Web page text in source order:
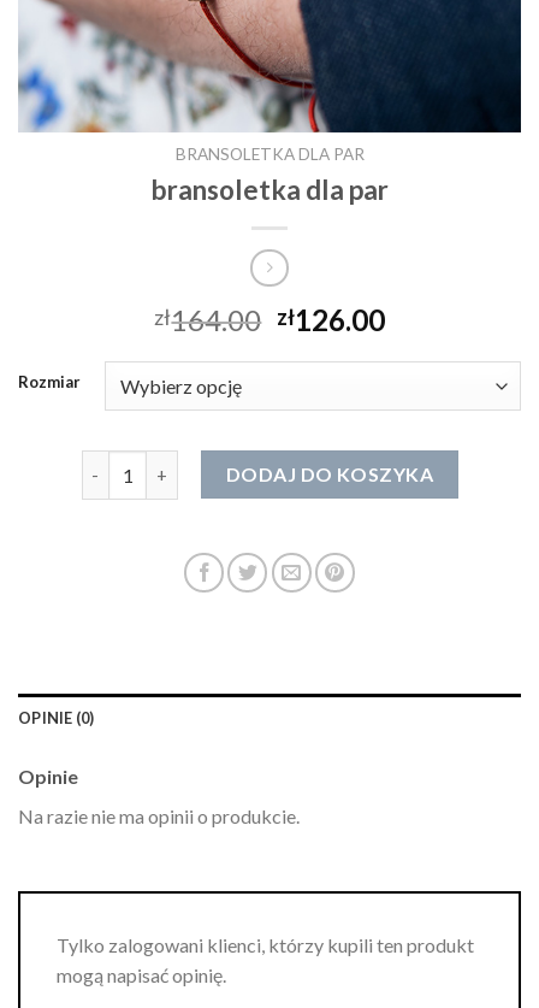
BRANSOLETKA DLA PAR
bransoletka dla par
zł164.00 zł126.00
Rozmiar
ilość bransoletka dla parDODAJ DO KOSZYKA
OPINIE (0)
Opinie
Na razie nie ma opinii o produkcie.
Tylko zalogowani klienci, którzy kupili ten produkt
mogą napisać opinię.